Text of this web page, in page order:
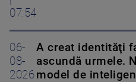
07:54
06-
08-
2026
A creat identităţi
ascundă urmele.
model de